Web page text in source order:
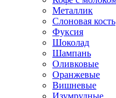
Металлик
Слоновая кость
Фуксия
Шоколад
Шампань
Оливковые
Оранжевые
Вишневые
Изумрудные